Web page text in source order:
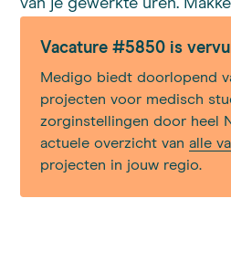
van je gewerkte uren.
Vacature #5850 is
Medigo biedt doorlopend
projecten voor medisch
zorginstellingen door heel
actuele overzicht vanalle
projecten in jouw regio.